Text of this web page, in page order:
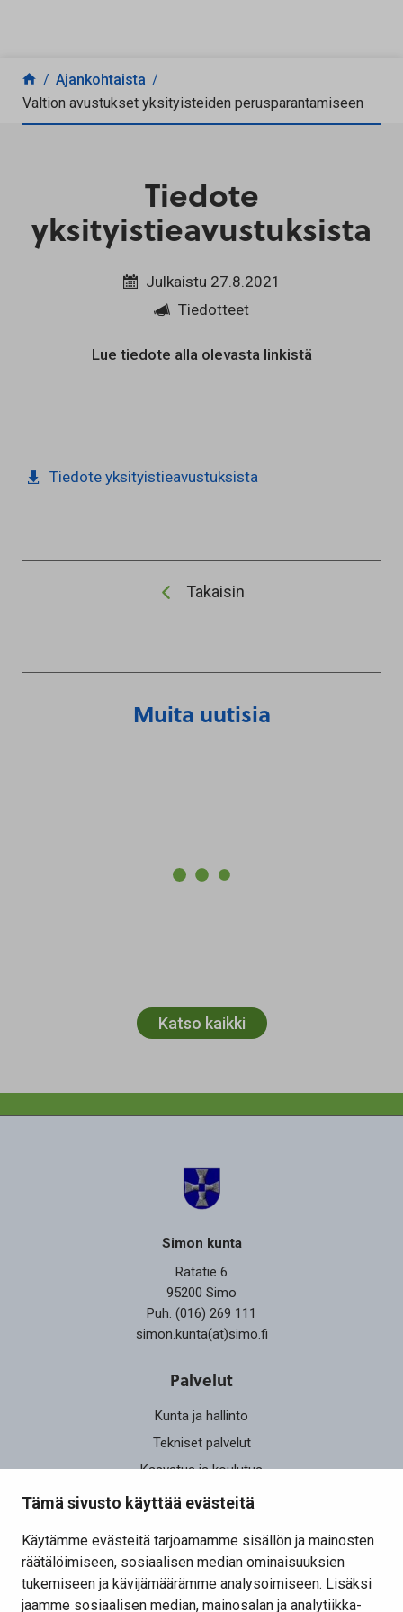
Tämä sivusto käyttää evästeitä
Käytämme evästeitä tarjoamamme sisällön ja mainosten
räätälöimiseen, sosiaalisen median ominaisuuksien
tukemiseen ja kävijämäärämme analysoimiseen. Lisäksi
jaamme sosiaalisen median, mainosalan ja analytiikka-
Siirry sisältöön
Ajankohtaista
Valtion avustukset yksityisteiden perusparantamiseen
Tiedote
yksityistieavustuksista
Julkaistu 27.8.2021
Tiedotteet
Lue tiedote alla olevasta linkistä
Tiedote yksityistieavustuksista
Takaisin
Muita uutisia
Katso kaikki
Simon kunta
Ratatie 6
95200 Simo
Puh. (016) 269 111
simon.kunta(at)simo.fi
Palvelut
Kunta ja hallinto
Tekniset palvelut
Kasvatus ja koulutus
Elinvoima
Osallistu ja vaikuta
Yhteystiedot
Kansalaisaloite